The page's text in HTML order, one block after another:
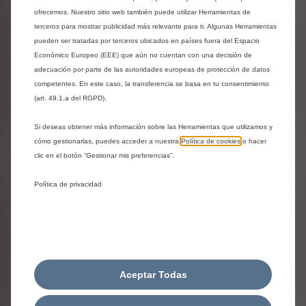
JUEGO DE CADENAS PARA LA
90,39
Price
Quantity
ofrecemos. Nuestro sitio web también puede utilizar Herramientas de
terceros para mostrar publicidad más relevante para ti. Algunas Herramientas
pueden ser tratadas por terceros ubicados en países fuera del Espacio
Económico Europeo (EEE) que aún no cuentan con una decisión de
adecuación por parte de las autoridades europeas de protección de datos
competentes. En este caso, la transferencia se basa en tu consentimiento
(art. 49.1.a del RGPD).
Si deseas obtener más información sobre las Herramientas que utilizamos y
cómo gestionarlas, puedes acceder a nuestra Política de cookies o hacer
clic en el botón “Gestionar mis preferencias”.
Política de privacidad
Aceptar Todas